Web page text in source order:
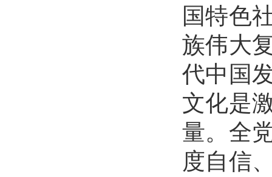
国特色
族伟大
代中国
文化是
量。全
度自信